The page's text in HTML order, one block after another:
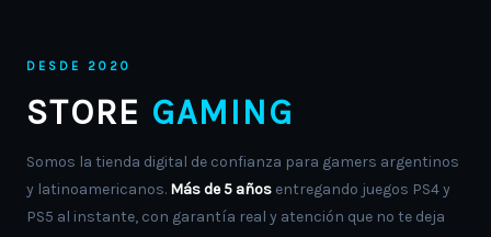
DESDE 2020
STORE GAMING
Somos la tienda digital de confianza para gamers argentinos
y latinoamericanos. Más de 5 años entregando juegos PS4 y
PS5 al instante, con garantía real y atención que no te deja